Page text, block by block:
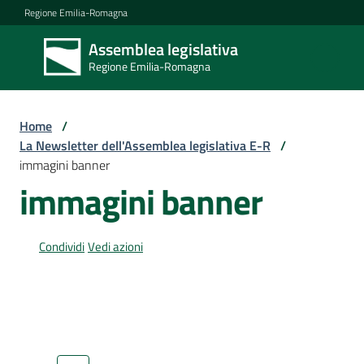
Vai al contenuto
Vai alla navigazione
Vai al footer
Regione Emilia-Romagna
Assemblea legislativa
Regione Emilia-Romagna
Assemblea
legislativa
Regione Emilia-
Assemblea
Attività
Home /
La Newsletter dell'Assemblea legislativa E-R /
immagini banner
immagini banner
CondividiVedi azioni